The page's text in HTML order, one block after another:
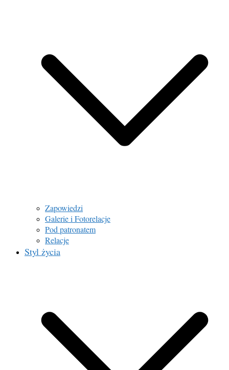
Zapowiedzi
Galerie i Fotorelacje
Pod patronatem
Relacje
Styl życia